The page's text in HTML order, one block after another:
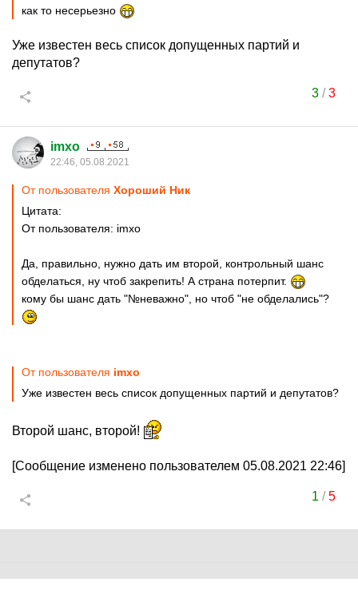
как то несерьезно
Уже известен весь список допущенных партий и
депутатов?
3/3
imxo
22:46, 05.08.2021
От пользователя Хороший Ник
Цитата:
От пользователя: imxo
Да, правильно, нужно дать им второй, контрольный шанс
обделаться, ну чтоб закрепить! А страна потерпит.
кому бы шанс дать "№неважно", но чтоб "не обделались"?
От пользователя imxo
Уже известен весь список допущенных партий и депутатов?
Второй шанс, второй!
[Сообщение изменено пользователем 05.08.2021 22:46]
1 /5